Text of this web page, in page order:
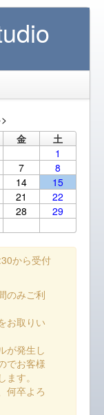
金
土
1
7
8
14
15
21
22
28
29
から受付
のみご利
お取りい
が発生し
でお客様
す。
何卒よろ